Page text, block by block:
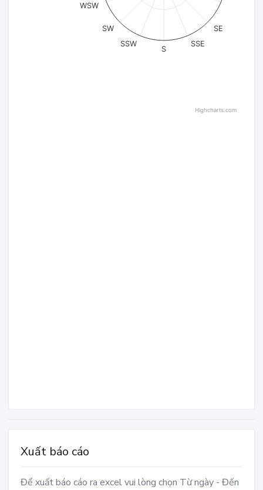
SE
SSE
S
SSW
SW
WSW
Highcharts.com
Xuất báo cáo
Để xuất báo cáo ra excel vui lòng chọn Từ ngày - Đến